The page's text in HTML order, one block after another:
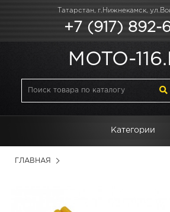
Татарстан, г.Нижнекамск,
+7 (917) 892-
MOTO-
Категории
ГЛАВНАЯ